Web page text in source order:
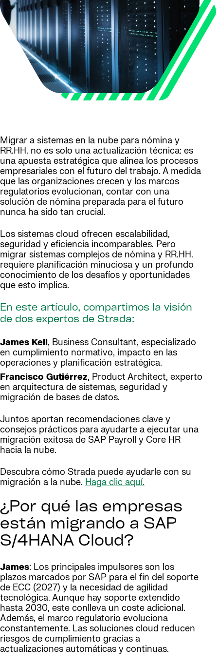
Migrar a sistemas en la nube para nómina y
RR.HH. no es solo una actualización técnica: es
una apuesta estratégica que alinea los procesos
empresariales con el futuro del trabajo. A medida
que las organizaciones crecen y los marcos
regulatorios evolucionan, contar con una
solución de nómina preparada para el futuro
nunca ha sido tan crucial.
Los sistemas cloud ofrecen escalabilidad,
seguridad y eficiencia incomparables. Pero
migrar sistemas complejos de nómina y RR.HH.
requiere planificación minuciosa y un profundo
conocimiento de los desafíos y oportunidades
que esto implica.
En este artículo, compartimos la visión
de dos expertos de Strada:
James Kell, Business Consultant, especializado
en cumplimiento normativo, impacto en las
operaciones y planificación estratégica.
Francisco Gutiérrez, Product Architect, experto
en arquitectura de sistemas, seguridad y
migración de bases de datos.
Juntos aportan recomendaciones clave y
consejos prácticos para ayudarte a ejecutar una
migración exitosa de SAP Payroll y Core HR
hacia la nube.
Descubra cómo Strada puede ayudarle con su
migración a la nube. Haga clic aquí.
¿Por qué las empresas
están migrando a SAP
S/4HANA Cloud?
James: Los principales impulsores son los
plazos marcados por SAP para el fin del soporte
de ECC (2027) y la necesidad de agilidad
tecnológica. Aunque hay soporte extendido
hasta 2030, este conlleva un coste adicional.
Además, el marco regulatorio evoluciona
constantemente. Las soluciones cloud reducen
riesgos de cumplimiento gracias a
actualizaciones automáticas y continuas.